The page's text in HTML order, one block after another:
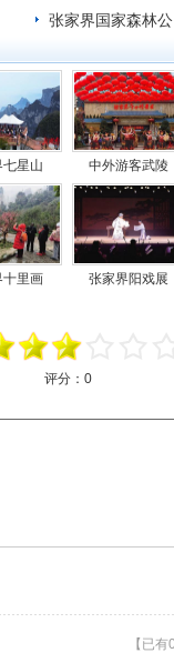
张家界国家森林
星山 中外游客武陵
十里画 张家界阳戏展
评分： 0
【已